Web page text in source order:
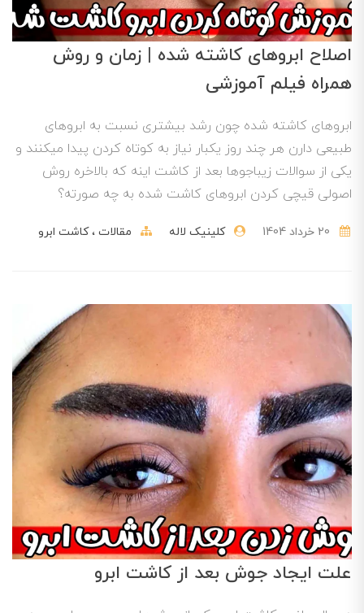
اصلاح ابروهای کاشته شده | زمان و روش
همراه فیلم آموزشی
ابروهای کاشته شده چون رشد بیشتری نسبت به ابروهای
طبیعی دارن هر چند روز یکبار نیاز به کوتاه کردن پیدا میکنند و
یکی از سوالات زیباجوها بعد از کاشت اینه که بالاخره روش
اصولی قیچی کردن ابروهای کاشت شده به چه صورته؟
کلینیک لاله مقالات کاشت ابرو
علت ایجاد جوش بعد از کاشت ابرو